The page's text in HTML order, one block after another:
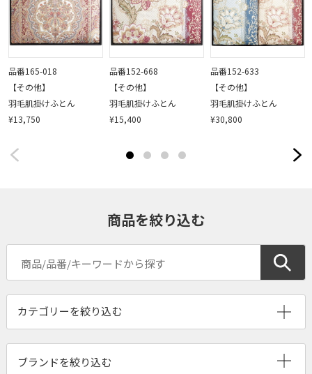
品番165-018
【その他】
羽毛肌掛けふとん
¥13,750
品番152-668
【その他】
羽毛肌掛けふとん
¥15,400
品番152-633
【その他】
羽毛肌掛けふとん
¥30,800
商品を絞り込む
ブランドを絞り込む